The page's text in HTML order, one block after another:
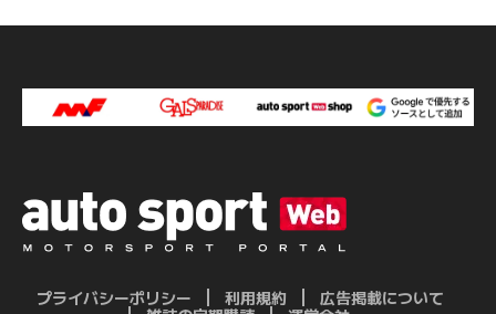
プライバシーポリシー 利用規約
広告掲載について